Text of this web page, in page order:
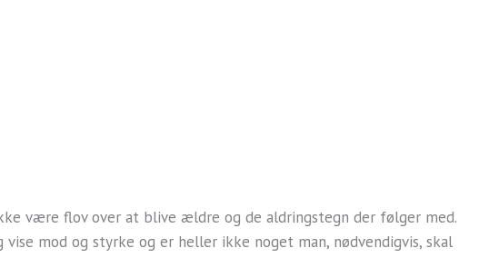
være flov over at blive ældre og de aldringstegn der følger med.
mod og styrke og er heller ikke noget man, nødvendigvis, skal